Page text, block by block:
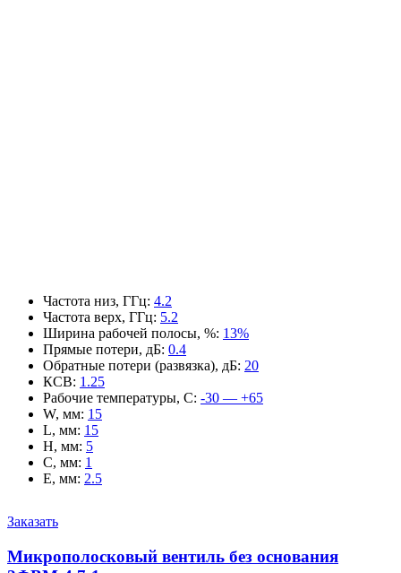
Частота низ, ГГц: 4.2
Частота верх, ГГц: 5.2
Ширина рабочей полосы, %: 13%
Прямые потери, дБ: 0.4
Обратные потери (развязка), дБ: 20
КСВ: 1.25
Рабочие температуры, С: -30 — +65
W, мм: 15
L, мм: 15
H, мм: 5
C, мм: 1
E, мм: 2.5
Заказать
Микрополосковый вентиль без основания